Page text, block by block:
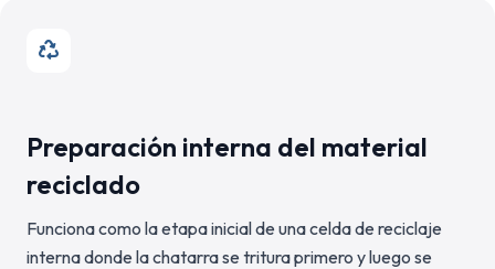
Preparación interna del material
reciclado
Funciona como la etapa inicial de una celda de reciclaje
interna donde la chatarra se tritura primero y luego se